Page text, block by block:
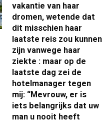
vakantie van haar
dromen, wetende dat
dit misschien haar
laatste reis zou kunnen
zijn vanwege haar
ziekte : maar op de
laatste dag zei de
hotelmanager tegen
mij: “Mevrouw, er is
iets belangrijks dat uw
man u nooit heeft